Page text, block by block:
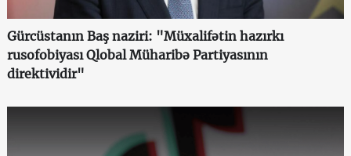
Gürcüstanın Baş naziri: "Müxalifətin hazırkı
rusofobiyası Qlobal Müharibə Partiyasının
direktividir"